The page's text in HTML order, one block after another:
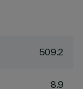
509.2
8.9